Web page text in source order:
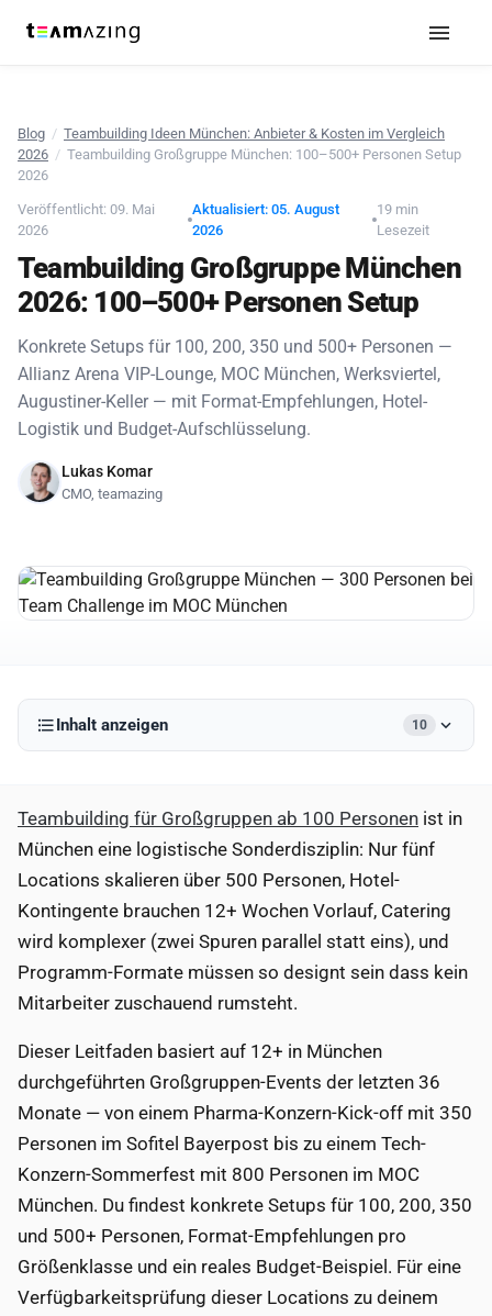
Blog / Teambuilding Ideen München: Anbieter & Kosten im Vergleich
2026 / Teambuilding Großgruppe München: 100–500+ Personen Setup
2026
Veröffentlicht: 09. Mai
2026
Aktualisiert: 05. August
2026
19 min
Lesezeit
Teambuilding Großgruppe München
2026: 100–500+ Personen Setup
Konkrete Setups für 100, 200, 350 und 500+ Personen —
Allianz Arena VIP-Lounge, MOC München, Werksviertel,
Augustiner-Keller — mit Format-Empfehlungen, Hotel-
Logistik und Budget-Aufschlüsselung.
Lukas Komar
CMO, teamazing
Inhalt anzeigen 10
Teambuilding für Großgruppen ab 100 Personen ist in
München eine logistische Sonderdisziplin: Nur fünf
Locations skalieren über 500 Personen, Hotel-
Kontingente brauchen 12+ Wochen Vorlauf, Catering
wird komplexer (zwei Spuren parallel statt eins), und
Programm-Formate müssen so designt sein dass kein
Mitarbeiter zuschauend rumsteht.
Dieser Leitfaden basiert auf 12+ in München
durchgeführten Großgruppen-Events der letzten 36
Monate — von einem Pharma-Konzern-Kick-off mit 350
Personen im Sofitel Bayerpost bis zu einem Tech-
Konzern-Sommerfest mit 800 Personen im MOC
München. Du findest konkrete Setups für 100, 200, 350
und 500+ Personen, Format-Empfehlungen pro
Größenklasse und ein reales Budget-Beispiel. Für eine
Verfügbarkeitsprüfung dieser Locations zu deinem